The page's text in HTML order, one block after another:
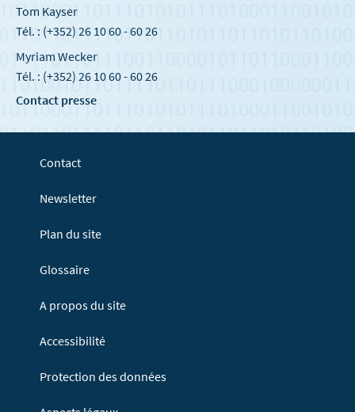
Tom Kayser
Tél. : (+352) 26 10 60 - 60 26
Myriam Wecker
Tél. : (+352) 26 10 60 - 60 26
Contact presse
Contact
Newsletter
Plan du site
Glossaire
A propos du site
Accessibilité
Protection des données